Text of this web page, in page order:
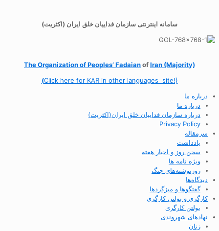
سامانه اینترنتی سازمان فداییان خلق ایران (اکثریت)
The Organization ofPeoples’ FadaianofIran (Majority)
(Click here for KAR in other languages site!)
درباره ما
درباره ما
درباره سازمان فداییان خلق ایران(اکثریت)
Privacy Policy
سرمقاله
یادداشت
سخن روز و اخبار هفته
ویژه نامه ها
روزنوشته‌های جنگ
دیدگاه‌ها
گفتگوها و میزگردها
کارگری و بولتن کارگری
بولتن کارگری
نهادهای شهروندی
زنان